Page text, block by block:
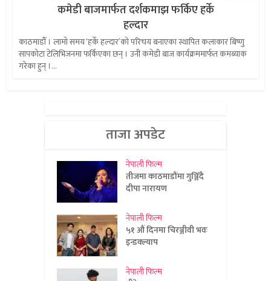
कमेडी बाजमार्फत दर्शकमाझ फर्किए हर्के
हल्दार
काठमाडौँ । लामो समय ‘हर्के हल्दार’को परिचय बनाएका स्थापित कलाकार बिष्णु
सापकोटा टेलिभिजनमा फर्किएका छन् । उनी कमेडी बाज कार्यक्रममार्फत कमब्याक
गरेका हुन् ।...
ताजा अपडेट
नेपाली फिल्म
तीजमा काठमाडौंमा गुञ्जिँदै
दीपा नारायण
नेपाली फिल्म
५१ औं दिनमा चिरञ्जीवी भवः
इन्डक्ल्याप
नेपाली फिल्म